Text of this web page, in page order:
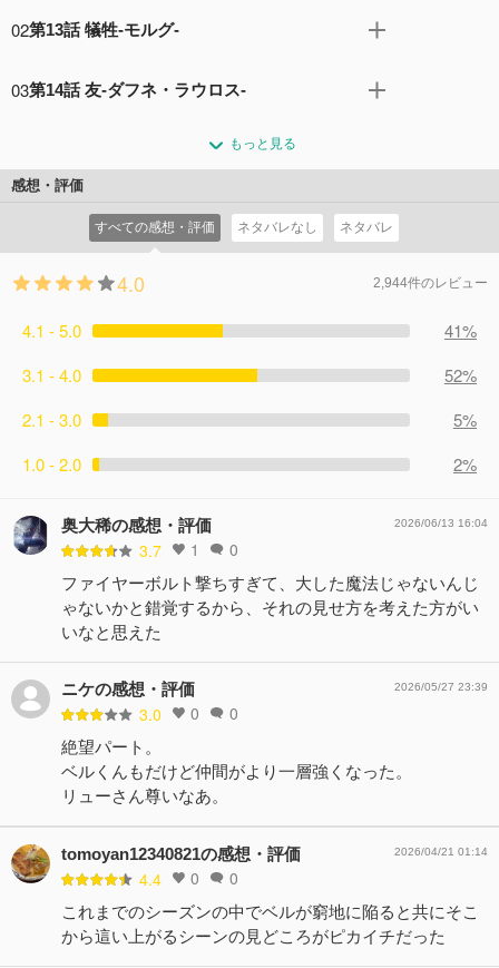
ベルとリューはダンジョンの更に深くへ堕ちていく──行
の世界だった…… 一方で、下層のリリたちの前にも次産期
アンフィス・バエナの姿が。 その強大すぎる力をまざまざ
に染まっていく──
02第13話 犠牲-モルグ-
ない、極限状態での戦闘を繰り返すベル。己の実力を遥か
繰り広げるリリたち……そんな彼らを救うべく、ヘスティ
アが救助隊を差し向けるが、未だ合流には至らずにいた
──。深層のモンスター、破壊者、そして階層主アンフィ
ス・バエナ。迷宮の激戦は、着実に彼らの身体と精神を削
り続けていく──
03第14話 友-ダフネ・ラウロス-
かれ、水没させられ……為す術なく瓦解していくリリたち
のパーティ。もはや打つ手なしかと思われる中、桜花が、
る。彼らが見つめていたのは、力なく水面に浮かぶ命、燃
え盛る蒼炎に包まれる春姫──。冒険者たちの抗戦が更に
激しさを増す中、水中から、そして炎の中から反撃の狼煙
コメント3件拍手24回
もっと見る
感想・評価
すべての感想・評価 ネタバレなし ネタバレ
4.0 2,944件のレビュー
4.1 - 5.0
41%
3.1 - 4.0
52%
2.1 - 3.0
5%
1.0 - 2.0
2%
奥大稀の感想・評価
3.7 1 0
2026/06/13 16:04
ファイヤーボルト撃ちすぎて、大した魔法じゃないんじ
ゃないかと錯覚するから、それの見せ方を考えた方がい
いなと思えた
ニケの感想・評価
3.0 0 0
2026/05/27 23:39
絶望パート。
ベルくんもだけど仲間がより一層強くなった。
リューさん尊いなあ。
tomoyan12340821の感想・評価
4.4 0 0
2026/04/21 01:14
これまでのシーズンの中でベルが窮地に陥ると共にそこ
から這い上がるシーンの見どころがピカイチだった